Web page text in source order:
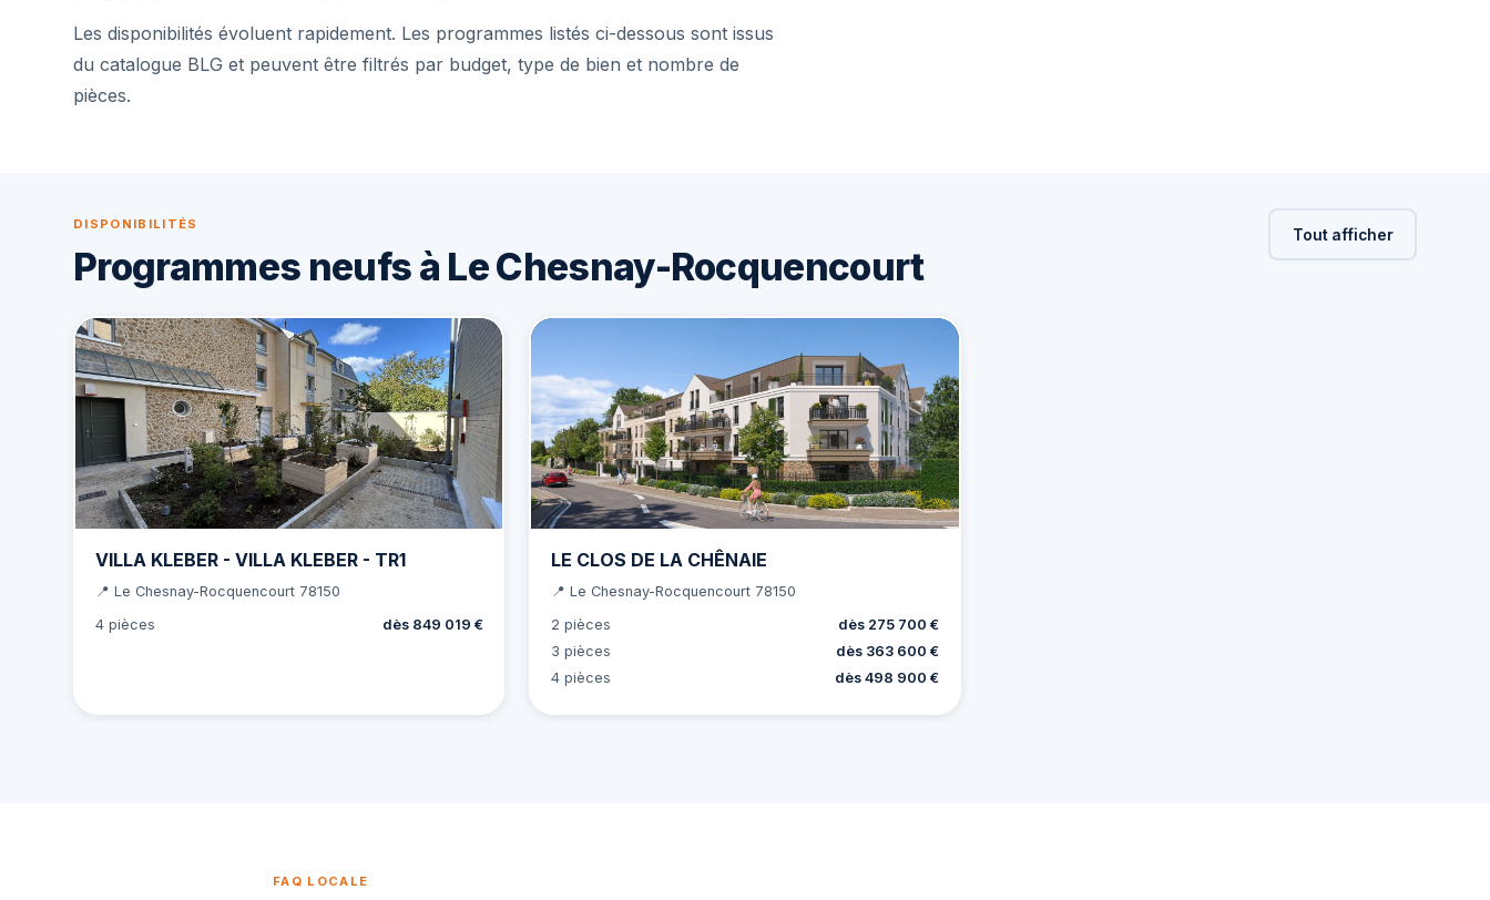
Les disponibilités évoluent rapidement. Les programmes listés ci-dessous sont issus
du catalogue BLG et peuvent être filtrés par budget, type de bien et nombre de
pièces.
DISPONIBILITÉS
Programmes neufs à Le Chesnay-Rocquencourt
Tout afficher
VILLA KLEBER - VILLA KLEBER - TR1
📍 Le Chesnay-Rocquencourt 78150
4 pièces
dès 849 019 €
LE CLOS DE LA CHÊNAIE
📍 Le Chesnay-Rocquencourt 78150
2 pièces
dès 275 700 €
3 pièces
dès 363 600 €
4 pièces
dès 498 900 €
FAQ LOCALE